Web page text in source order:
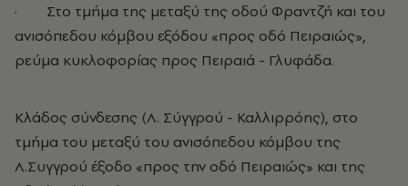
· Στο τμήμα της μεταξύ της οδού Φραντζή και του
ανισόπεδου κόμβου εξόδου «προς οδό Πειραιώς»,
ρεύμα κυκλοφορίας προς Πειραιά - Γλυφάδα.
Κλάδος σύνδεσης (Λ. Σύγγρού - Καλλιρρόης), στο
τμήμα του μεταξύ του ανισόπεδου κόμβου της
Λ.Συγγρού έξοδο «προς την οδό Πειραιώς» και της